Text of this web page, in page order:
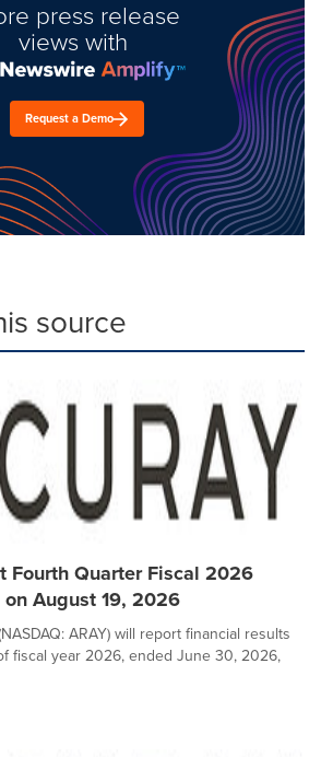
press release
views with
Request a Demo
source
Fourth Quarter Fiscal 2026
August 19, 2026
ARAY) will report financial results
fiscal year 2026, ended June 30, 2026,